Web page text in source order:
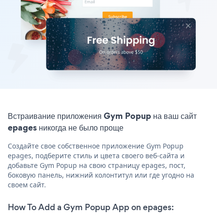
Встраивание приложения Gym Popup на ваш сайт
epages никогда не было проще
Создайте свое собственное приложение Gym Popup
epages, подберите стиль и цвета своего веб-сайта и
добавьте Gym Popup на свою страницу epages, пост,
боковую панель, нижний колонтитул или где угодно на
своем сайт.
How To Add a Gym Popup App on epages: